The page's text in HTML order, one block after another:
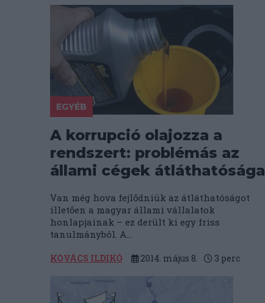
EGYÉB
A korrupció olajozza a
rendszert: problémás az
állami cégek átláthatósága
Van még hova fejlődniük az átláthatóságot
illetően a magyar állami vállalatok
honlapjainak – ez derült ki egy friss
tanulmányból. A...
KOVÁCS ILDIKÓ 2014. május 8. 3 perc